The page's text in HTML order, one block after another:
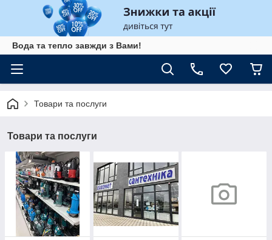
Вода та тепло завжди з Вами!
Товари та послуги
Товари та послуги